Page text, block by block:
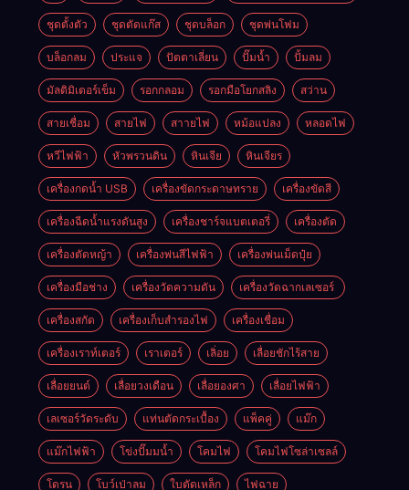
ชุดตั้งตัว ชุดตัดแก๊ส ชุดบล็อก ชุดพ่นโฟม
บล็อกลม ประแจ ปัตตาเลี่ยน ปั๊มน้ำ ปั้มลม
มัลติมิเตอร์เข็ม รอกกลอม รอกมือโยกสลิง สว่าน
สายเชื่อม สายไฟ สาายไฟ หม้อแปลง หลอดไฟ
หวีไฟฟ้า หัวพรวนดิน หินเจีย หินเจียร
เครื่องกดน้ำ USB เครื่องขัดกระดาษทราย เครื่องขัดสี
เครื่องฉีดน้ำแรงดันสูง เครื่องชาร์จแบตเตอรี่ เครื่องตัด
เครื่องตัดหญ้า เครื่องพ่นสีไฟฟ้า เครื่องพ่นเม็ดปุ๋ย
เครื่องมือช่าง เครื่องวัดความดัน เครื่องวัดฉากเลเซอร์
เครื่องสกัด เครื่องเก็บสํารองไฟ เครื่องเชื่อม
เครื่องเราท์เตอร์ เราเตอร์ เลิ่อย เลื่อยชักไร้สาย
เลื่อยยนต์ เลื่อยวงเดือน เลื่อยองศา เลื่อยไฟฟ้า
เลเซอร์วัดระดับ แท่นตัดกระเบื้อง แพ็คคู่ แม๊ก
แม๊กไฟฟ้า โข่งปั๊มมน้ำ โคมไฟ โคมไฟโซล่าเซลล์
โดรน โบว์เป่าลม ใบตัดเหล็ก ไฟฉาย